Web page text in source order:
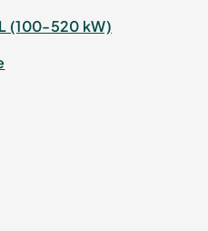
(100-520 kW)